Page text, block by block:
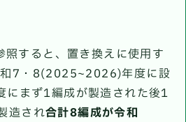
すると、置き換えに使用す
7・8(2025~2026)年度に設
まず1編成が製造された後1
造され合計8編成が令和